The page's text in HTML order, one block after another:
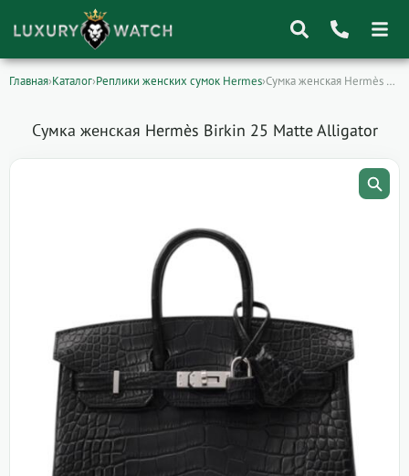
Главная›Каталог›Реплики женских сумок Hermes› Сумка женская Hermès Birkin 25 Matte Alligator
Сумка женская Hermès Birkin 25 Matte Alligator